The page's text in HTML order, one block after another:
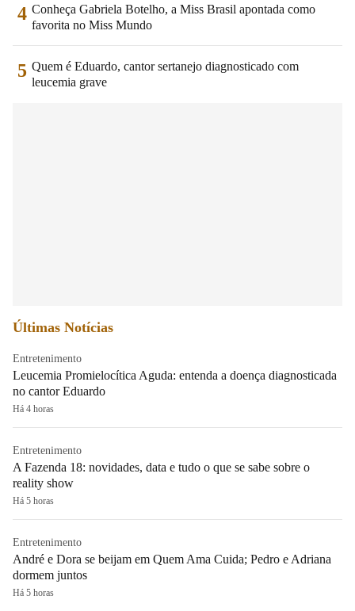
4 Conheça Gabriela Botelho, a Miss Brasil apontada como
favorita no Miss Mundo
5 Quem é Eduardo, cantor sertanejo diagnosticado com
leucemia grave
Últimas Notícias
Entretenimento
Leucemia Promielocítica Aguda: entenda a doença diagnosticada
no cantor Eduardo
Há 4 horas
Entretenimento
A Fazenda 18: novidades, data e tudo o que se sabe sobre o
reality show
Há 5 horas
Entretenimento
André e Dora se beijam em Quem Ama Cuida; Pedro e Adriana
dormem juntos
Há 5 horas